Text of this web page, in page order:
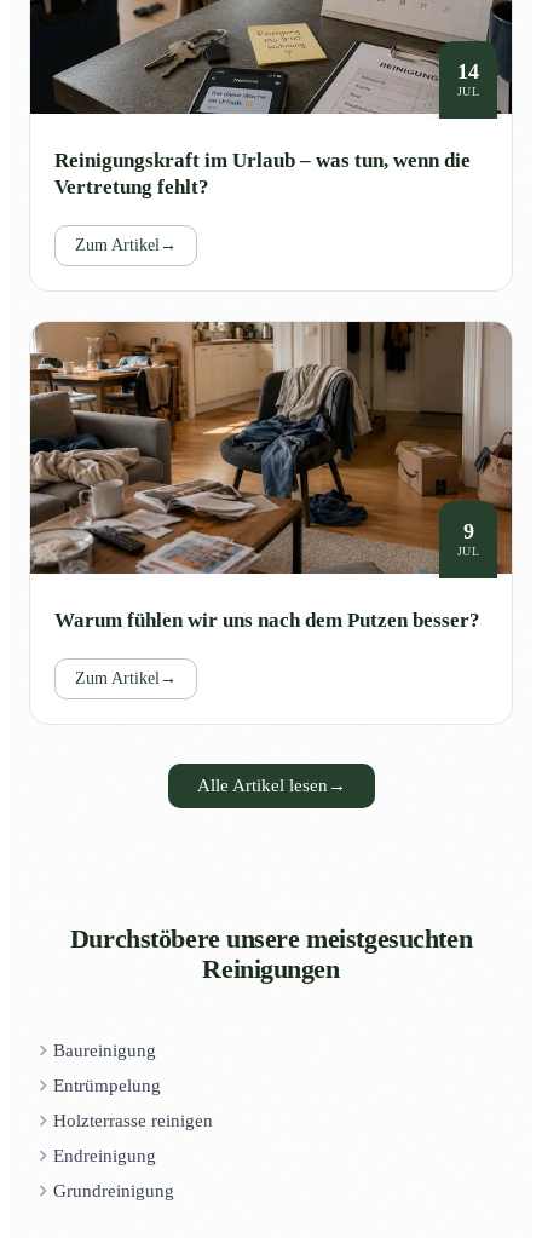
14
JUL
Reinigungskraft im Urlaub – was tun, wenn die
Vertretung fehlt?
Zum Artikel →
9
JUL
Warum fühlen wir uns nach dem Putzen besser?
Zum Artikel →
Alle Artikel lesen →
Durchstöbere unsere meistgesuchten
Reinigungen
Baureinigung
Entrümpelung
Holzterrasse reinigen
Endreinigung
Grundreinigung